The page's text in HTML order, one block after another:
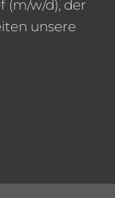
(m/w/d), der
unsere